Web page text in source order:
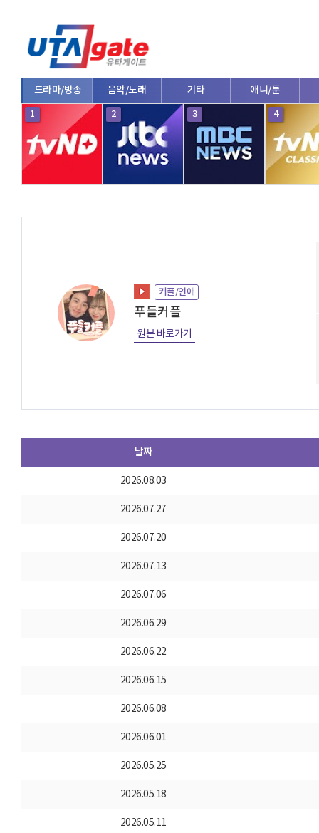
드라마/방송 음악/노래 기타 애니/툰
1 2 3 4
커플/연애
푸들커플
원본 바로가기
날짜
2026.08.03
2026.07.27
2026.07.20
2026.07.13
2026.07.06
2026.06.29
2026.06.22
2026.06.15
2026.06.08
2026.06.01
2026.05.25
2026.05.18
2026.05.11